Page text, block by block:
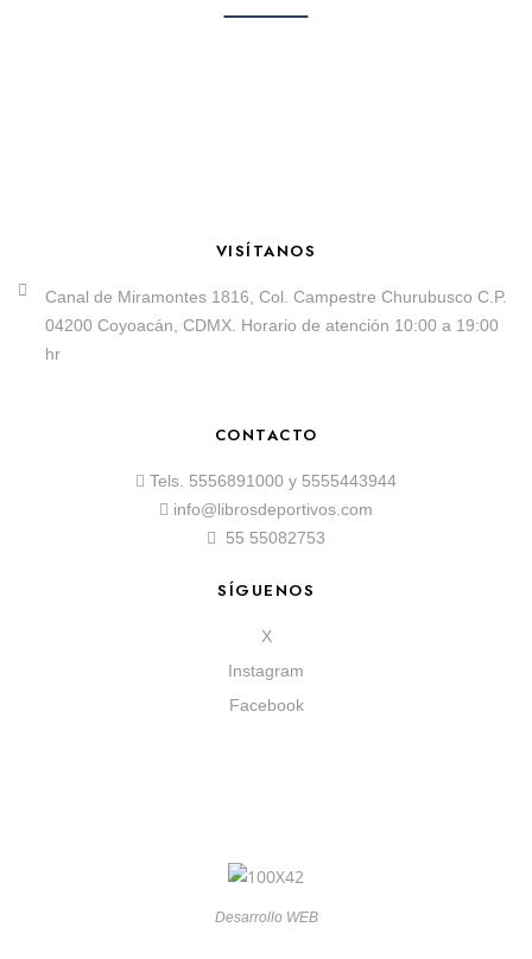
VISÍTANOS
Canal de Miramontes 1816, Col. Campestre Churubusco C.P.
04200 Coyoacán, CDMX. Horario de atención 10:00 a 19:00
hr
CONTACTO
Tels. 5556891000 y 5555443944
info@librosdeportivos.com
55 55082753
SÍGUENOS
X
Instagram
Facebook
Desarrollo WEB